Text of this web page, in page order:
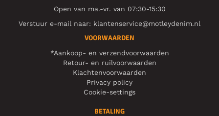
Open van ma.-vr. van 07:30-15:30
Verstuur e-mail naar: klantenservice@motleydenim.nl
VOORWAARDEN
*Aankoop- en verzendvoorwaarden
Retour- en ruilvoorwaarden
Klachtenvoorwaarden
Privacy policy
Cookie-settings
BETALING